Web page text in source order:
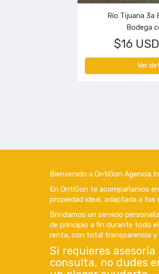
Popotla, Playas de
Terreno
$170 USD
Ver detalles
Bienvenido a OntiGon Agencia
En OntiGon te acompañamos
propiedad ideal, adaptada a
Brindamos un servicio
de principio a fin durante todo
renta, con total transparencia y
Si requieres
consulta, no dudes